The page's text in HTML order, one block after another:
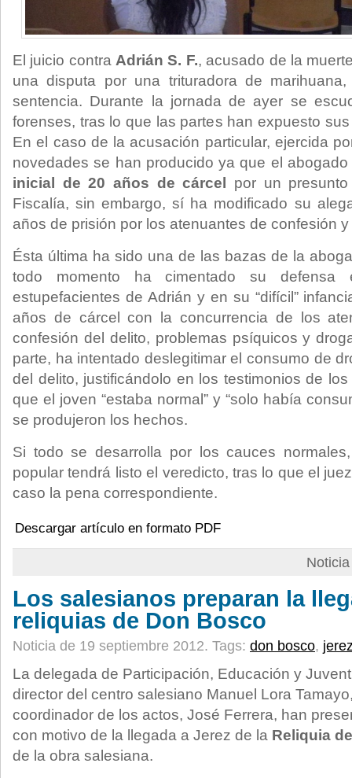
El juicio contra Adrián S. F., acusado de la
una disputa por una trituradora de
sentencia. Durante la jornada de ayer se
forenses, tras lo que las partes han expuesto
En el caso de la acusación particular, ejercida
novedades se han producido ya que el
inicial de 20 años de cárcel
por un
Fiscalía, sin embargo, sí ha modificado su
años de prisión por los atenuantes de confesión
Ésta última ha sido una de las bazas de la
todo momento ha cimentado su
estupefacientes de Adrián y en su “difícil”
años de cárcel con la concurrencia de los
confesión del delito, problemas psíquicos y
parte, ha intentado deslegitimar el consumo de
del delito, justificándolo en los testimonios de
que el joven “estaba normal” y “solo había
se produjeron los hechos.
Si todo se desarrolla por los cauces
popular tendrá listo el veredicto, tras lo que el
caso la pena correspondiente.
Descargar artículo en formato PDF
Los salesianos preparan la
reliquias de Don Bosco
Noticia de 19 septiembre 2012. Tags: don bosco,
La delegada de Participación, Educación y
director del centro salesiano Manuel Lora
coordinador de los actos, José Ferrera, han
con motivo de la llegada a Jerez de la Reliquia
de la obra salesiana.